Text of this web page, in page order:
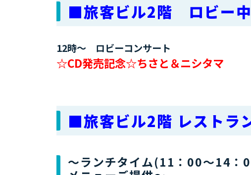
■旅客ビル2階 ロビー
12時～ ロビーコンサート
☆CD発売記念☆ちさと＆ニシタマ
■旅客ビル2階 レストラ
～ランチタイム(11：00～14：